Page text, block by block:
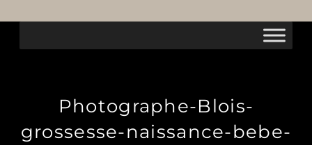
Photographe-Blois-
grossesse-naissance-bebe-